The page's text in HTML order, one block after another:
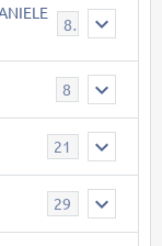
8
8
21
29